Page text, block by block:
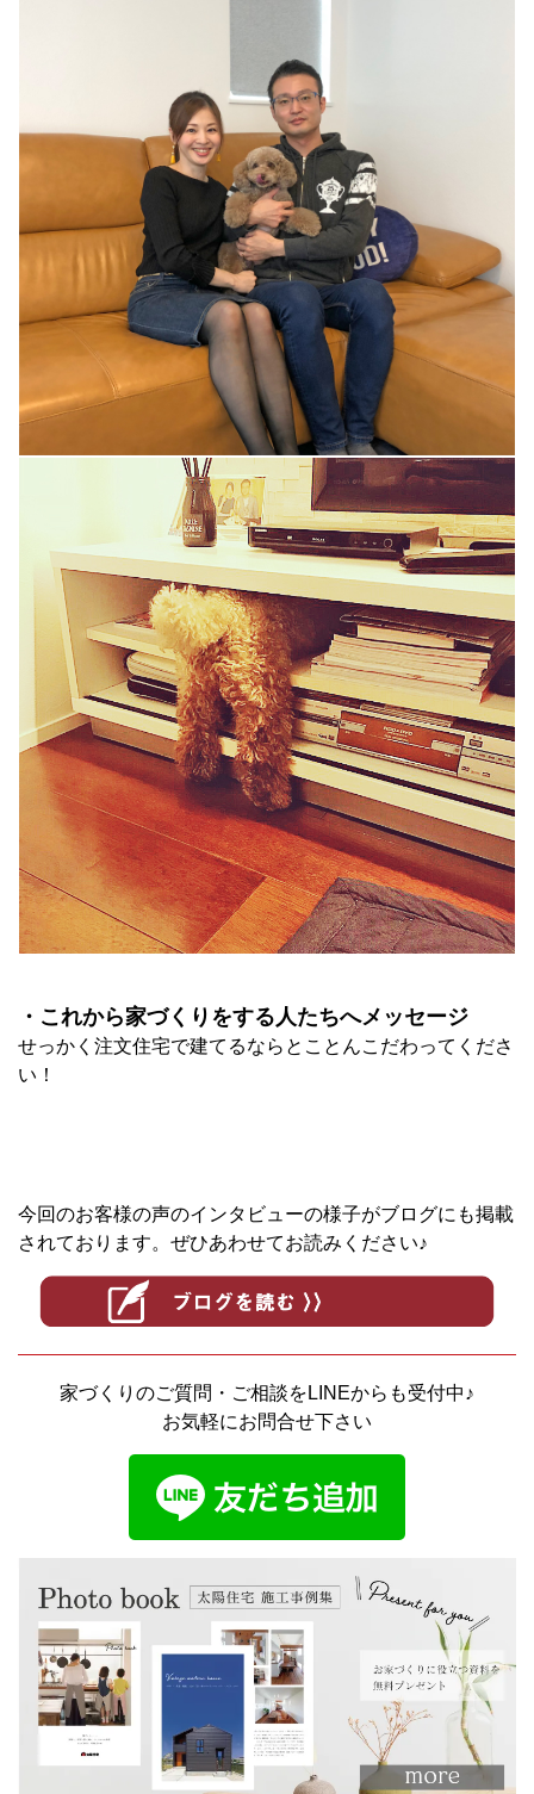
・これから家づくりをする人たちへメッセージ
せっかく注文住宅で建てるならとことんこだわってくださ
い！
今回のお客様の声のインタビューの様子がブログにも掲載
されております。ぜひあわせてお読みください♪
家づくりのご質問・ご相談をLINEからも受付中♪
お気軽にお問合せ下さい